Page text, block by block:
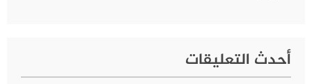
أحدث التعليقات